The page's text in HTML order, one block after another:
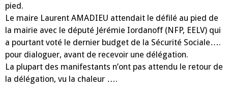
pied.
Le maire Laurent AMADIEU attendait le défilé au pied de
la mairie avec le député Jérémie Iordanoff (NFP, EELV) qui
a pourtant voté le dernier budget de la Sécurité Sociale….
pour dialoguer, avant de recevoir une délégation.
La plupart des manifestants n’ont pas attendu le retour de
la délégation, vu la chaleur ….